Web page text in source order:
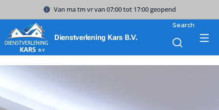
Van ma tm vr van 07:00 tot 17:00 geopend
Dienstverlening Kars B.V.
Search